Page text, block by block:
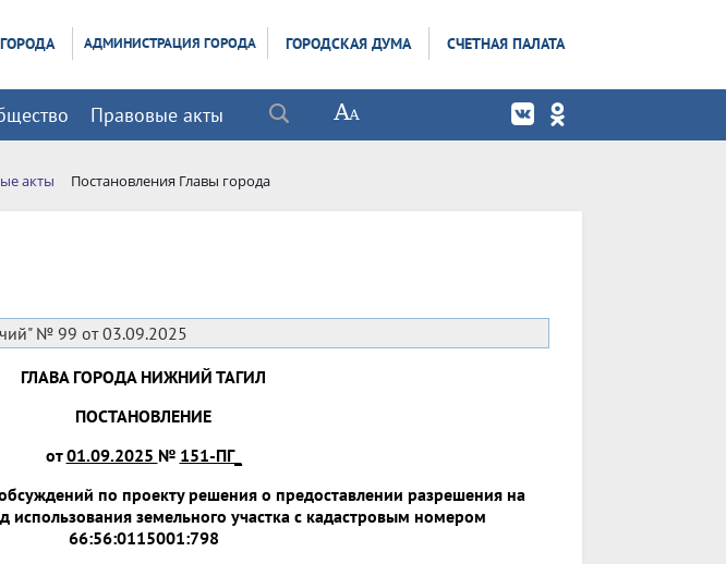
АДМИНИСТРАЦИЯ ГОРОДА ГОРОДСКАЯ ДУМА СЧЕТНАЯ ПАЛАТА
Правовые акты
акты Постановления Главы города
№ 99 от 03.09.2025
ГЛАВА ГОРОДА НИЖНИЙ ТАГИЛ
ПОСТАНОВЛЕНИЕ
от01.09.2025 № 151-ПГ_
по проекту решения о предоставлении разрешения на
использования земельного участка с кадастровым номером
66:56:0115001:798